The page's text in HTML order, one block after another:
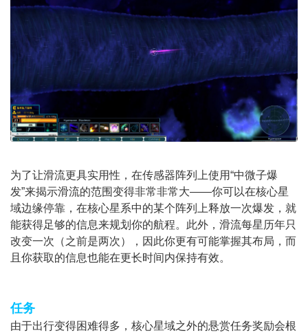
为了让滑流更具实用性，在传感器阵列上使用“中微子爆
发”来揭示滑流的范围变得非常非常大——你可以在核心星
域边缘停靠，在核心星系中的某个阵列上释放一次爆发，就
能获得足够的信息来规划你的航程。此外，滑流每星历年只
改变一次（之前是两次），因此你更有可能掌握其布局，而
且你获取的信息也能在更长时间内保持有效。
任务
由于出行变得困难得多，核心星域之外的悬赏任务奖励会根